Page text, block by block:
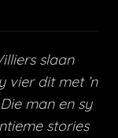
slaan
vier dit met ’n
man en sy
stories